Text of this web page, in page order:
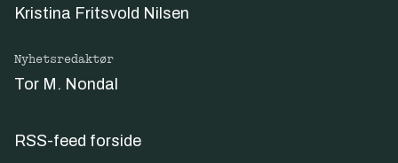
Kristina Fritsvold Nilsen
Nyhetsredaktør
Tor M. Nondal
RSS-feed forside